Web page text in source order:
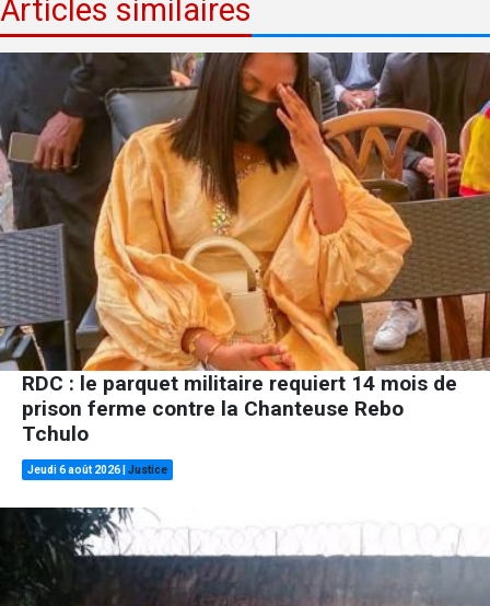
Articles similaires
RDC : le parquet militaire requiert 14 mois de
prison ferme contre la Chanteuse Rebo
Tchulo
Jeudi 6 août 2026 Justice